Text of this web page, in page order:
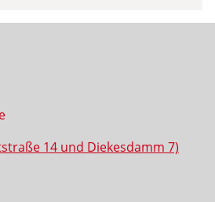
14 und Diekesdamm 7)